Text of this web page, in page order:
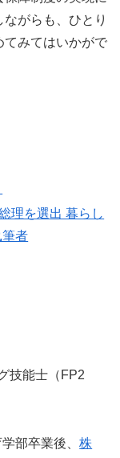
がらも、ひとり
てみてはいかがで
理を選出 暮らし
筆者
技能士（FP2
部卒業後、株